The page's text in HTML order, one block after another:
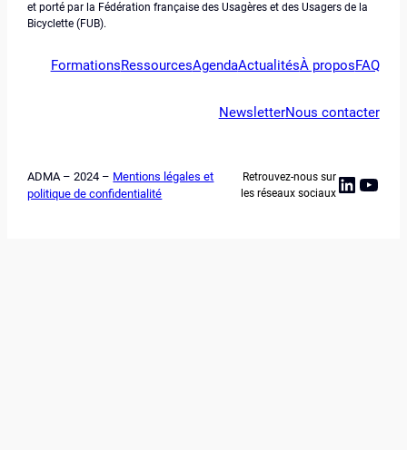
et porté par la Fédération française des Usagères et des Usagers de la
Bicyclette (FUB).
FormationsRessourcesAgendaActualitésÀ proposFAQ
NewsletterNous contacter
ADMA – 2024 – Mentions légales et
politique de confidentialité
Retrouvez-nous sur
les réseaux sociaux